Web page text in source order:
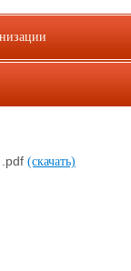
на
данным среди
подготовлены
(скачать)